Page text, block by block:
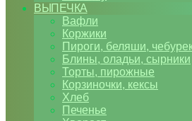
ВЫПЕЧКА
Вафли
Коржики
Пироги, беляши,
Блины, оладьи, сырники
Торты, пирожные
Корзиночки, кексы
Хлеб
Печенье